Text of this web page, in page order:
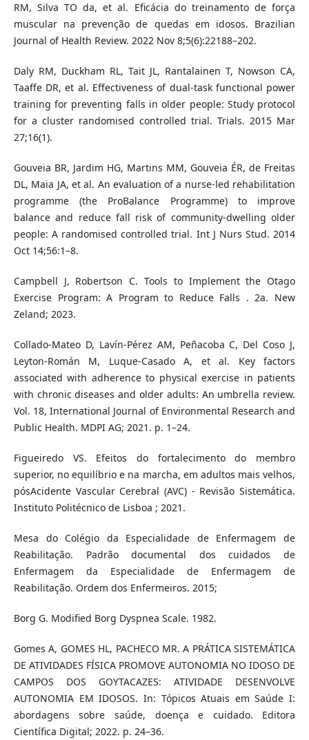
RM, Silva TO da, et al. Eficácia do treinamento de força
muscular na prevenção de quedas em idosos. Brazilian
Journal of Health Review. 2022 Nov 8;5(6):22188–202.
Daly RM, Duckham RL, Tait JL, Rantalainen T, Nowson CA,
Taaffe DR, et al. Effectiveness of dual-task functional power
training for preventing falls in older people: Study protocol
for a cluster randomised controlled trial. Trials. 2015 Mar
27;16(1).
Gouveia BR, Jardim HG, Martins MM, Gouveia ÉR, de Freitas
DL, Maia JA, et al. An evaluation of a nurse-led rehabilitation
programme (the ProBalance Programme) to improve
balance and reduce fall risk of community-dwelling older
people: A randomised controlled trial. Int J Nurs Stud. 2014
Oct 14;56:1–8.
Campbell J, Robertson C. Tools to Implement the Otago
Exercise Program: A Program to Reduce Falls . 2a. New
Zeland; 2023.
Collado-Mateo D, Lavín-Pérez AM, Peñacoba C, Del Coso J,
Leyton-Román M, Luque-Casado A, et al. Key factors
associated with adherence to physical exercise in patients
with chronic diseases and older adults: An umbrella review.
Vol. 18, International Journal of Environmental Research and
Public Health. MDPI AG; 2021. p. 1–24.
Figueiredo VS. Efeitos do fortalecimento do membro
superior, no equilíbrio e na marcha, em adultos mais velhos,
pósAcidente Vascular Cerebral (AVC) - Revisão Sistemática.
Instituto Politécnico de Lisboa ; 2021.
Mesa do Colégio da Especialidade de Enfermagem de
Reabilitação. Padrão documental dos cuidados de
Enfermagem da Especialidade de Enfermagem de
Reabilitação. Ordem dos Enfermeiros. 2015;
Borg G. Modified Borg Dyspnea Scale. 1982.
Gomes A, GOMES HL, PACHECO MR. A PRÁTICA SISTEMÁTICA
DE ATIVIDADES FÍSICA PROMOVE AUTONOMIA NO IDOSO DE
CAMPOS DOS GOYTACAZES: ATIVIDADE DESENVOLVE
AUTONOMIA EM IDOSOS. In: Tópicos Atuais em Saúde I:
abordagens sobre saúde, doença e cuidado. Editora
Científica Digital; 2022. p. 24–36.